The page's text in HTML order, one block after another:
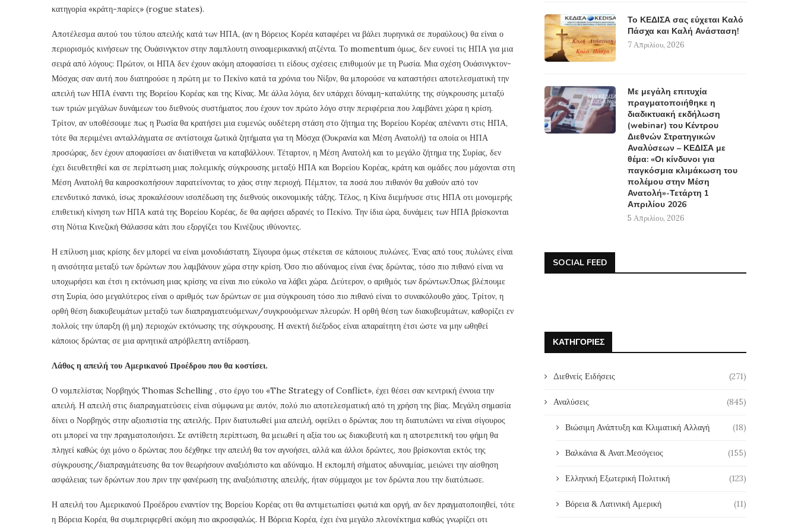
κατηγορία «κράτη-παρίες» (rogue states).
Αποτέλεσμα αυτού του τύπου απειλής κατά των ΗΠΑ, (αν η Βόρειος Κορέα καταφέρει να βάλει πυρηνικά σε πυραύλους) θα είναι ο
περιορισμός κινήσεων της Ουάσινγκτον στην παμπλουτη σινοαμερικανική ατζέντα. Το momentum όμως, δεν ευνοεί τις ΗΠΑ για μια
σειρά από λόγους: Πρώτον, οι ΗΠΑ δεν έχουν ακόμη αποφασίσει τι είδους σχέσεις επιθυμούν με τη Ρωσία. Μια σχέση Ουάσινγκτον-
Μόσχας σαν αυτή που διατηρούσε η πρώτη με το Πεκίνο κατά τα χρόνια του Νίξον, θα μπορούσε να καταστήσει αποτελεσματική την
απειλή των ΗΠΑ έναντι της Βορείου Κορέας και της Κίνας. Με άλλα λόγια, δεν υπάρχει δύναμη-καταλύτης της σύγκρουσης μεταξύ
των τριών μεγάλων δυνάμεων του διεθνούς συστήματος που έχουν τον πρώτο λόγο στην περιφέρεια που λαμβάνει χώρα η κρίση.
Τρίτον, αν υποθέσουμε πως η Ρωσία θα κρατήσει μια ευμενώς ουδέτερη στάση στο ζήτημα της Βορείου Κορέας απέναντι στις ΗΠΑ,
τότε θα περιμένει ανταλλάγματα σε αντίστοιχα ζωτικά ζητήματα για τη Μόσχα (Ουκρανία και Μέση Ανατολή) τα οποία οι ΗΠΑ
προσώρας, δεν έχουν αποφασίσει αν διατίθνεται να καταβάλλουν. Τέταρτον, η Μέση Ανατολή και το μεγάλο ζήτημα της Συρίας, δεν
έχει διευθετηθεί και σε περίπτωση μιας πολεμικής σύγκρουσης μεταξύ ΗΠΑ και Βορείου Κορέας, κράτη και ομάδες που μάχονται στη
Μέση Ανατολή θα καιροσκοπήσουν παρατείνοντας το χάος στην περιοχή. Πέμπτον, τα ποσά που πιθανόν θα χαθούν από τον
επενδυτικό πανικό, ίσως προκαλέσουν ισοπέδωση της διεθνούς οικονομικής τάξης. Τέλος, η Κίνα διεμήνυσε στις ΗΠΑ οτι μονομερής
επιθετική κίνηση των ΗΠΑ κατά της Βορείου Κορέας, δε θα αφήσει αδρανές το Πεκίνο. Την ίδια ώρα, δυνάμεις των ΗΠΑ βρίσκονται
στη Νότια Κινεζική Θάλασσα κάτι που εξοργίζει του Κινέζους ιθύνοντες.
Η επίλυση μιας κρίσης δεν μπορεί να είναι μονοδιάστατη. Σίγουρα όμως στέκεται σε κάποιους πυλώνες. Ένας από τους πυλώνες είναι
η ανισότητα μεταξύ των δρώντων που λαμβάνουν χώρα στην κρίση. Όσο πιο αδύναμος είναι ένας δρώντας, τόσο πιο πιθανό είναι να
υποχωρήσει και έτσι η εκτόνωση μιας κρίσης να είναι πιο εύκολο να λάβει χώρα. Δεύτερον, ο αριθμός των δρώντων.Όπως βλέπουμε
στη Συρία, όσο μεγαλύτερος είναι ο αριθμός των δρώντων σε μια σύγκρουση τόσο πιο πιθανό είναι το συνακόλουθο χάος. Τρίτον, η
ορθή θέση διακυβευμάτων μεταξύ των διαπραγματευόμενων/συγκρουόμενων πλευρών. Η ορθή θέση των διακυβευμάτων, καθορίζει εν
πολλοίς την ύπαρξη (ή μη) περιοχών εκτόνωσης της σύγκρουσης. Η ανεκτή διέξοδος είναι απαραίτητη έτσι ώστε να μην ωθηθεί
κάποιος δρώντας σε μια αρνητικά απρόβλεπτη αντίδραση.
Λάθος η απειλή του Αμερικανού Προέδρου που θα κοστίσει.
Ο νομπελίστας Νορβηγός Thomas Schelling , στο έργο του «The Strategy of Conflict», έχει θέσει σαν κεντρική έννοια την
απειλή. Η απειλή στις διαπραγματεύσεις είναι σύμφωνα με αυτόν, πολύ πιο αποτελεσματική από τη χρήση της βίας. Μεγάλη σημασία
δίνει ο Νορβηγός στην αξιοπιστία της απειλής. Πριν διατυπωθεί μια απειλή, οφείλει ο δρώντας που τη διατυπώνει να είναι σίγουρος
οτι μπορεί να την πραγματοποιήσει. Σε αντίθετη περίπτωση, θα μειωθεί η αξία του ως διακυβευτή και η αποτρεπιτκή του φήμη θα
πληγεί καθώς όχι μόνο ο δρώντας που δέχθηκε την απειλή θα τον αγνοήσει, αλλά και άλλοι δρώντες, που βρίσκονται εκτός της
σύγκρουσης/διαπραγμάτευσης θα τον θεωρήσουν αναξιόπιστο και αδύναμο. Η εκπομπή σήματος αδυναμίας, μειώνει την αίσθηση
ασφάλειας των δρώντων που πριν την φανέρωση της αναξιόπιστης απειλής, ήταν σύμμαχοι με τον δρώντα που την διατύπωσε.
Η απειλή του Αμερικανού Προέδρου εναντίον της Βορείου Κορέας οτι θα αντιμετωπίσει φωτιά και οργή, αν δεν πραγματοποιηθεί, τότε
η Βόρεια Κορέα, θα συμπεριφερθεί ακόμη πιο ακροσφαλώς. Η Βόρεια Κορέα, έχει ένα μεγάλο πλεονέκτημα καθώς γνωρίζει οτι
Το ΚΕΔΙΣΑ σας εύχεται Καλό
Πάσχα και Καλή Ανάσταση!
7 Απριλίου, 2026
Με μεγάλη επιτυχία
πραγματοποιήθηκε η
διαδικτυακή εκδήλωση
(webinar) του Κέντρου
Διεθνών Στρατηγικών
Αναλύσεων – ΚΕΔΙΣΑ με
θέμα: «Οι κίνδυνοι για
παγκόσμια κλιμάκωση του
πολέμου στην Μέση
Ανατολή»-Τετάρτη 1
Απριλίου 2026
5 Απριλίου, 2026
SOCIAL FEED
ΚΑΤΗΓΟΡΊΕΣ
Διεθνείς Ειδήσεις (271)
Αναλύσεις (845)
Βιώσιμη Ανάπτυξη και Κλιματική Αλλαγή (18)
Βαλκάνια & Ανατ.Μεσόγειος (155)
Ελληνική Εξωτερική Πολιτική (123)
Βόρεια & Λατινική Αμερική (11)